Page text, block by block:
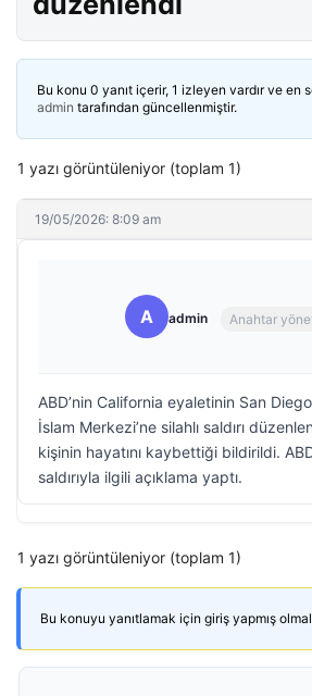
Bu konu 0 yanıt içerir, 1 izleyen vardır ve en
admin tarafından güncellenmiştir.
1 yazı görüntüleniyor (toplam 1)
19/05/2026: 8:09 am
A admin Anahtar
ABD’nin California eyaletinin San
İslam Merkezi’ne silahlı saldırı
kişinin hayatını kaybettiği bildirildi.
saldırıyla ilgili açıklama yaptı.
1 yazı görüntüleniyor (toplam 1)
Bu konuyu yanıtlamak için giriş yapmış